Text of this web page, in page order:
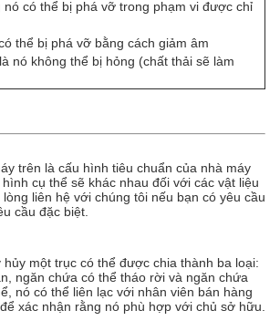
nó có thể bị phá vỡ trong phạm vi được chỉ
thể bị phá vỡ bằng cách giảm âm
nó không thể bị hỏng (chất thải sẽ làm
trên là cấu hình tiêu chuẩn của nhà máy
cụ thể sẽ khác nhau đối với các vật liệu
lòng liên hệ với chúng tôi nếu bạn có yêu cầu
cầu đặc biệt.
hủy một trục có thể được chia thành ba loại:
ngăn chứa có thể tháo rời và ngăn chứa
nó có thể liên lạc với nhân viên bán hàng
xác nhận rằng nó phù hợp với chủ sở hữu.